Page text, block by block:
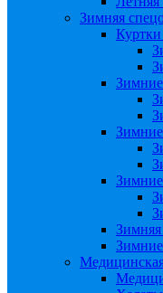
Зимняя
Зимняя